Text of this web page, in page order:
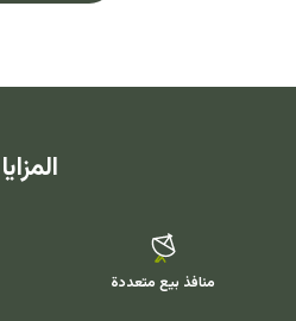
المزايا
منافذ بيع متعددة